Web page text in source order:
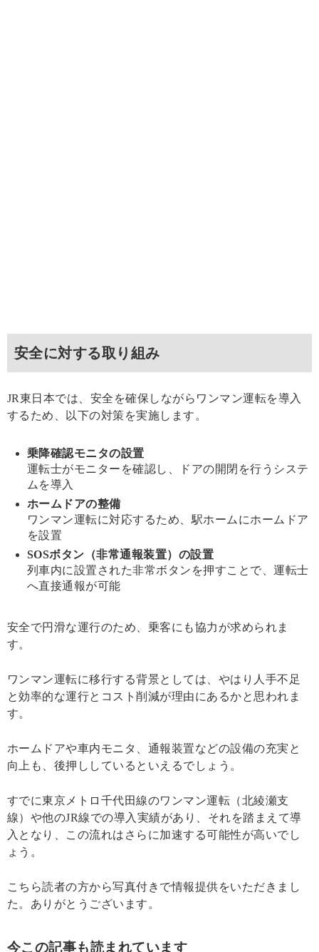
安全に対する取り組み
JR東日本では、安全を確保しながらワンマン運転を導入
するため、以下の対策を実施します。
乗降確認モニタの設置
運転士がモニターを確認し、ドアの開閉を行うシステ
ムを導入
ホームドアの整備
ワンマン運転に対応するため、駅ホームにホームドア
を設置
SOSボタン（非常通報装置）の設置
列車内に設置された非常ボタンを押すことで、運転士
へ直接通報が可能
安全で円滑な運行のため、乗客にも協力が求められま
す。
ワンマン運転に移行する背景としては、やはり人手不足
と効率的な運行とコスト削減が理由にあるかと思われま
す。
ホームドアや車内モニタ、通報装置などの設備の充実と
向上も、後押ししているといえるでしょう。
すでに東京メトロ千代田線のワンマン運転（北綾瀬支
線）や他のJR線での導入実績があり、それを踏まえて導
入となり、この流れはさらに加速する可能性が高いでし
ょう。
こちら読者の方から写真付きで情報提供をいただきまし
た。ありがとうございます。
今この記事も読まれています